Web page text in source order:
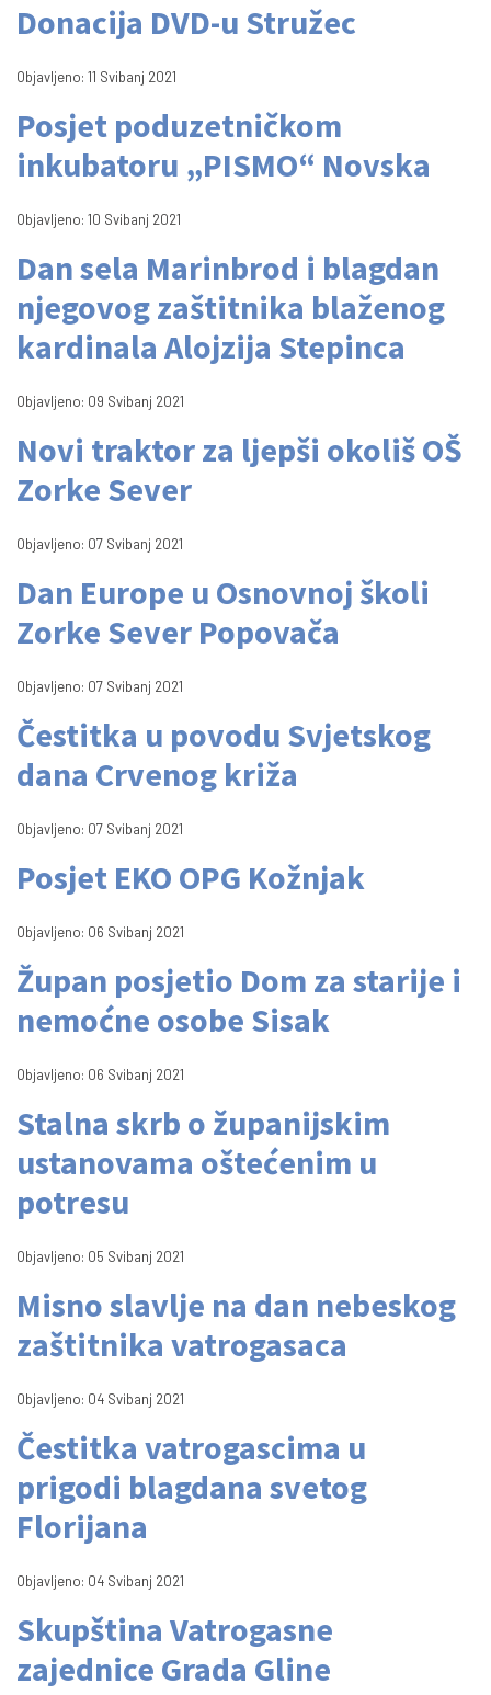
Donacija DVD-u Stružec
Objavljeno: 11 Svibanj 2021
Posjet poduzetničkom
inkubatoru „PISMO“ Novska
Objavljeno: 10 Svibanj 2021
Dan sela Marinbrod i blagdan
njegovog zaštitnika blaženog
kardinala Alojzija Stepinca
Objavljeno: 09 Svibanj 2021
Novi traktor za ljepši okoliš OŠ
Zorke Sever
Objavljeno: 07 Svibanj 2021
Dan Europe u Osnovnoj školi
Zorke Sever Popovača
Objavljeno: 07 Svibanj 2021
Čestitka u povodu Svjetskog
dana Crvenog križa
Objavljeno: 07 Svibanj 2021
Posjet EKO OPG Kožnjak
Objavljeno: 06 Svibanj 2021
Župan posjetio Dom za starije i
nemoćne osobe Sisak
Objavljeno: 06 Svibanj 2021
Stalna skrb o županijskim
ustanovama oštećenim u
potresu
Objavljeno: 05 Svibanj 2021
Misno slavlje na dan nebeskog
zaštitnika vatrogasaca
Objavljeno: 04 Svibanj 2021
Čestitka vatrogascima u
prigodi blagdana svetog
Florijana
Objavljeno: 04 Svibanj 2021
Skupština Vatrogasne
zajednice Grada Gline